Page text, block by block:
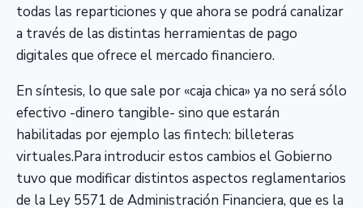
todas las reparticiones y que ahora se podrá canalizar
a través de las distintas herramientas de pago
digitales que ofrece el mercado financiero.
En síntesis, lo que sale por «caja chica» ya no será sólo
efectivo -dinero tangible- sino que estarán
habilitadas por ejemplo las fintech: billeteras
virtuales.Para introducir estos cambios el Gobierno
tuvo que modificar distintos aspectos reglamentarios
de la Ley 5571 de Administración Financiera, que es la